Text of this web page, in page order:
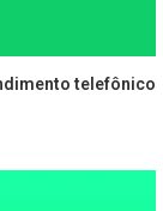
telefônico